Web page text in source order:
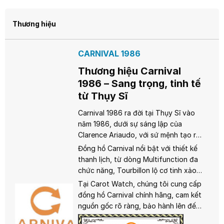
Thương hiệu
CARNIVAL 1986
Thương hiệu Carnival
1986 – Sang trọng, tinh tế
từ Thụy Sĩ
Carnival 1986 ra đời tại Thụy Sĩ vào
năm 1986, dưới sự sáng lập của
Clarence Ariaudo, với sứ mệnh tạo ra
những chiếc đồng hồ sang trọng, bền
bỉ và chính xác. Kết hợp giữa truyền
thống chế tác Thụy Sĩ và công nghệ
hiện đại, Carnival đã chinh phục trái
tim người yêu đồng hồ trên toàn cầu.
Đồng hồ Carnival nổi bật với thiết kế
thanh lịch, từ dòng Multifunction đa
chức năng, Tourbillon lộ cơ tinh xảo,
đến Tritium sáng rõ trong bóng tối.
Sử dụng cả bộ máy quartz và
automatic, Carnival đảm bảo độ chính
xác và độ bền vượt trội, cùng khả
Tại Carot Watch, chúng tôi cung cấp
đồng hồ Carnival chính hãng, cam kết
nguồn gốc rõ ràng, bảo hành lên đến
2 năm và dịch vụ hậu mãi tận tâm.